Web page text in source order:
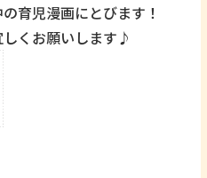
育児漫画にとびます！
くお願いします♪